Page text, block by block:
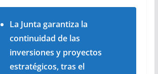
La Junta garantiza la
continuidad de las
inversiones y proyectos
estratégicos, tras el